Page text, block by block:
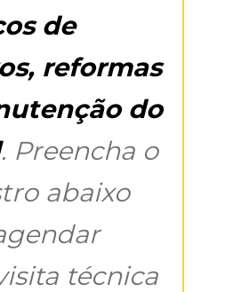
de
reformas
do
. Preencha o
abaixo
técnica